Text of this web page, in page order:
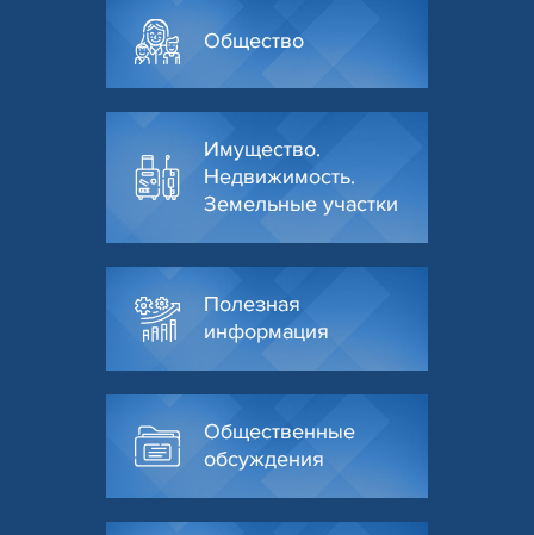
Общество
Имущество.
Недвижимость.
Земельные участки
Полезная
информация
Общественные
обсуждения